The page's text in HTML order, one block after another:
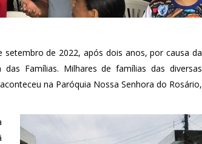
de 2022, após dois anos, por causa da
Famílias. Milhares de famílias das diversas
na Paróquia Nossa Senhora do Rosário,